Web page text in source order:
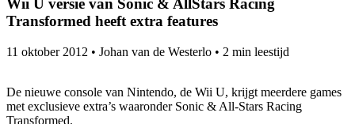
Wii U versie van Sonic & AllStars Racing
Transformed heeft extra features
11 oktober 2012 • Johan van de Westerlo • 2 min leestijd
De nieuwe console van Nintendo, de Wii U, krijgt meerdere games
met exclusieve extra’s waaronder Sonic & All-Stars Racing
Transformed.